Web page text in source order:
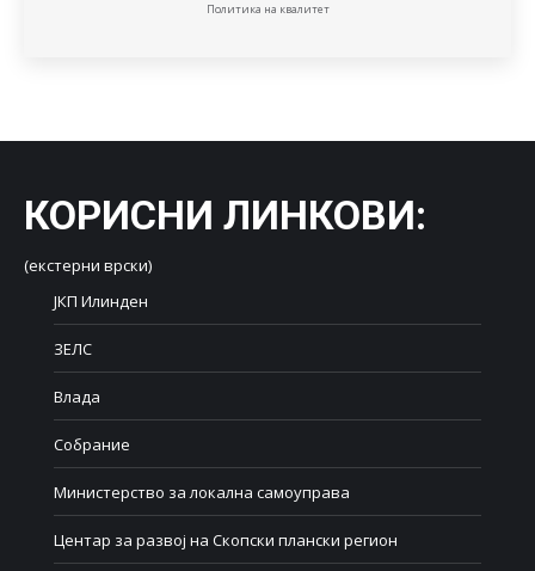
Политика на квалитет
КОРИСНИ ЛИНКОВИ:
(екстерни врски)
ЈКП Илинден
ЗЕЛС
Влада
Собрание
Министерство за локална самоуправа
Центар за развој на Скопски плански регион